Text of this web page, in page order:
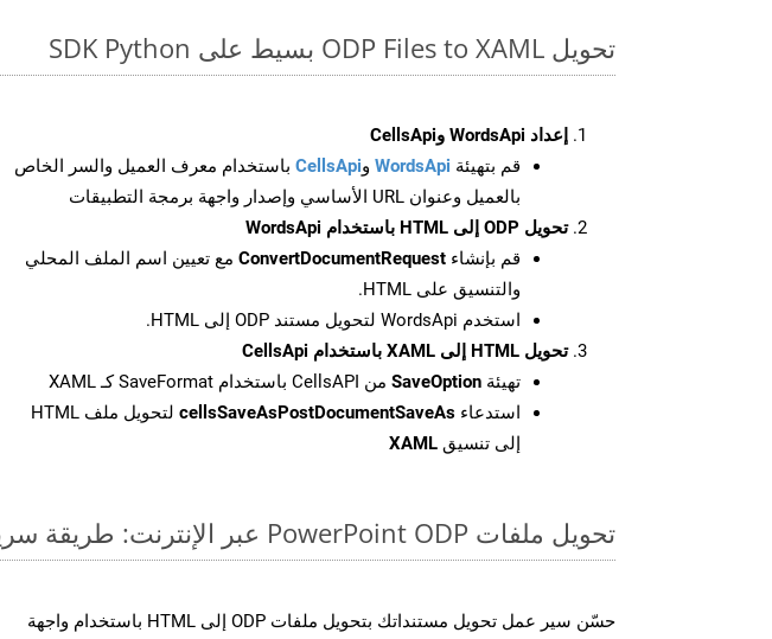
تحويل ODP Files to XAML بسيط على SDK Python
إعداد WordsApi وCellsApi
قم بتهيئة WordsApi وCellsApi باستخدام معرف العميل والسر الخاص
بالعميل وعنوان URL الأساسي وإصدار واجهة برمجة التطبيقات
تحويل ODP إلى HTML باستخدام WordsApi
قم بإنشاء ConvertDocumentRequest مع تعيين اسم الملف المحلي
والتنسيق على HTML.
استخدم WordsApi لتحويل مستند ODP إلى HTML.
تحويل HTML إلى XAML باستخدام CellsApi
تهيئة SaveOption من CellsAPI باستخدام SaveFormat كـ XAML
استدعاء cellsSaveAsPostDocumentSaveAs
لتحويل ملف HTML
إلى تنسيق XAML
تحويل ملفات PowerPoint ODP عبر الإنترنت: طريقة سريعة وسهلة
حسّن سير عمل تحويل مستنداتك بتحويل ملفات ODP إلى HTML باستخدام واجهة